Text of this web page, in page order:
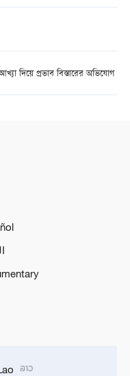
দিয়ে প্রভাব বিস্তারের অভিযোগ
ລາວ